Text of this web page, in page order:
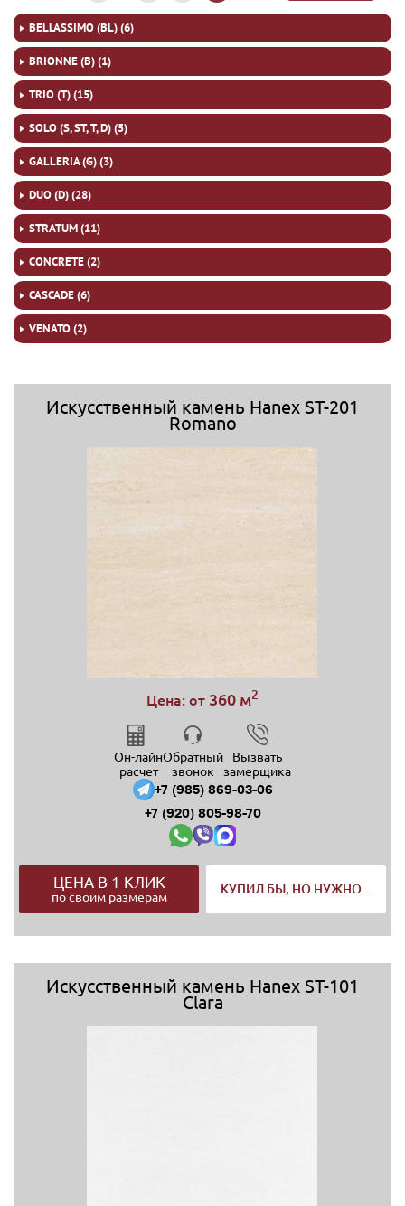
BELLASSIMO (BL) (6)
BRIONNE (B) (1)
TRIO (T) (15)
SOLO (S, ST, T, D) (5)
GALLERIA (G) (3)
DUO (D) (28)
STRATUM (11)
CONCRETE (2)
CASCADE (6)
VENATO (2)
Искусственный камень Hanex ST-201
Romano
Цена: от 360 м2
Он-лайн
расчет
Обратный
звонок
Вызвать
замерщика
+7 (985) 869-03-06
+7 (920) 805-98-70
ЦЕНА В 1 КЛИК
по своим размерам
КУПИЛ БЫ, НО НУЖНО...
Искусственный камень Hanex ST-101
Clara